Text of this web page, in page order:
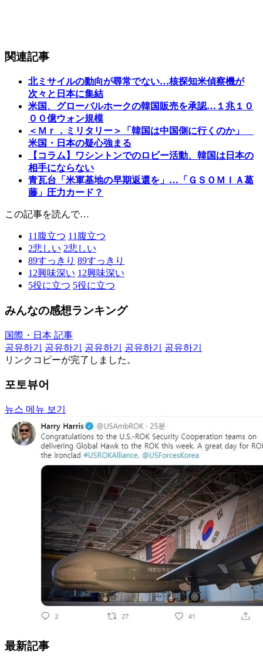
関連記事
北ミサイルの動向が尋常でない…核探知米偵察機が
次々と日本に集結
米国、グローバルホークの韓国販売を承認…１兆１０
００億ウォン規模
＜Ｍｒ．ミリタリー＞「韓国は中国側に行くのか」
米国・日本の疑心強まる
【コラム】ワシントンでのロビー活動、韓国は日本の
相手にならない
青瓦台「米軍基地の早期返還を」…「ＧＳＯＭＩＡ葛
藤」圧力カード？
この記事を読んで…
11 腹立つ 11 腹立つ
2悲しい 2悲しい
89すっきり 89すっきり
12興味深い 12興味深い
5役に立つ 5役に立つ
みんなの感想ランキング
国際・日本 記事
공유하기
공유하기 공유하기 공유하기
공유하기
リンクコピーが完了しました。
포토뷰어
뉴스 메뉴 보기
最新記事